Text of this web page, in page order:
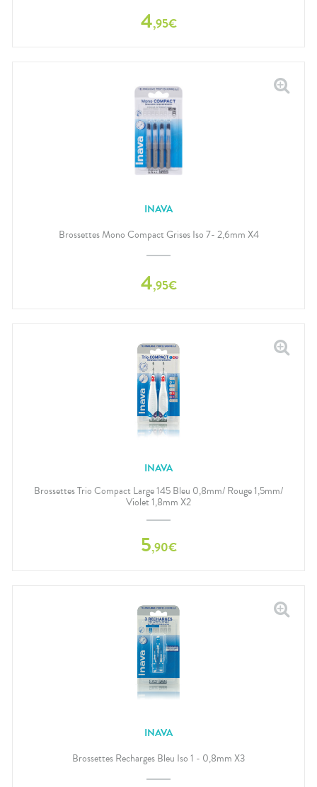
4,95€
INAVA
Brossettes Mono Compact Grises Iso 7- 2,6mm X4
4,95€
INAVA
Brossettes Trio Compact Large 145 Bleu 0,8mm/ Rouge 1,5mm/
Violet 1,8mm X2
5,90€
INAVA
Brossettes Recharges Bleu Iso 1 - 0,8mm X3